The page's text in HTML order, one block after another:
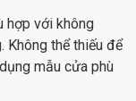
hợp với không
Không thể thiếu để
mẫu cửa phù